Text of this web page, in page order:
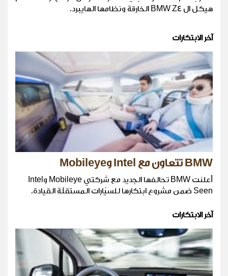
هيكل ال BMW Z4 الخارقة ونظامها الهايبرد.
آخر الابتكارات
BMW تتعاون مع Intel وMobileye
أعلنت BMW تحالفها الجديد مع شركتي Mobileye وIntel
Seen ضمن مشروع ابتكارها للسيّارات المستقلّة القيادة.
آخر الابتكارات